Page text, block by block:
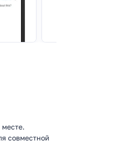
совместной